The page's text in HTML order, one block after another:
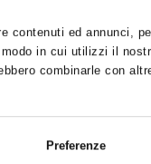
contenuti ed annunci,
in cui utilizzi il
combinarle con
Preferenze
- Jam 6.8